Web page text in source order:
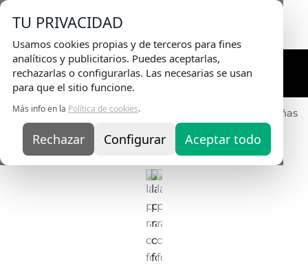
TU PRIVACIDAD
Usamos cookies propias y de terceros para fines
analíticos y publicitarios. Puedes aceptarlas,
rechazarlas o configurarlas. Las necesarias se usan
para que el sitio funcione.
Más info en la Política de cookies.
Rechazar Configurar Aceptar todo
Envio Gratisen pedidos superiores a 75€ |
Entrega en 24H
Inicio/EQUIPOS/Lámparas / Lámpara Rápida LED Uñas